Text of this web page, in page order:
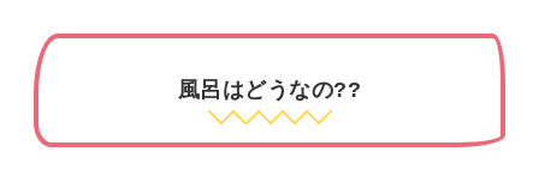
風呂はどうなの??